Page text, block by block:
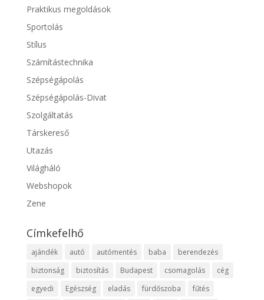
Praktikus megoldások
Sportolás
Stílus
Számítástechnika
Szépségápolás
Szépségápolás-Divat
Szolgáltatás
Társkereső
Utazás
Világháló
Webshopok
Zene
Címkefelhő
ajándék autó autómentés baba
berendezés
biztonság
biztosítás Budapest csomagolás
cég
egyedi
Egészség eladás fürdőszoba fűtés